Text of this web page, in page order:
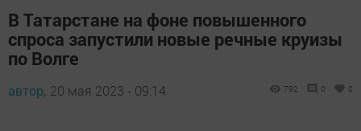
В Татарстане на фоне повышенного
спроса запустили новые речные круизы
по Волге
автор, 20 мая 2023 - 09:14 792 0 0